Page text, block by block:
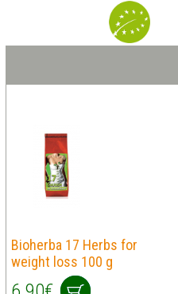
Bioherba 17 Herbs for
weight loss 100 g